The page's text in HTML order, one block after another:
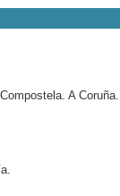
A Coruña.